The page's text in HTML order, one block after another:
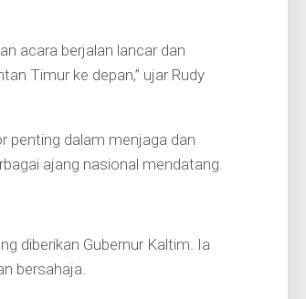
acara berjalan lancar dan
Timur ke depan,” ujar Rudy
penting dalam menjaga dan
ajang nasional mendatang.
diberikan Gubernur Kaltim. Ia
bersahaja.